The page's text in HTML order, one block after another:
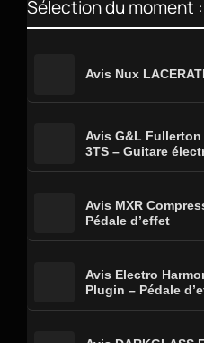
Sélection du moment
Avis Nux
Avis G&L
3TS – Guitare
Avis MXR
Pédale d’effet
Avis Electro
Plugin – Pédale